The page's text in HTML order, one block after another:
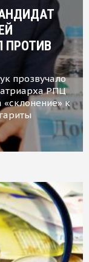
ПРОТИВ
прозвучало
РПЦ
к